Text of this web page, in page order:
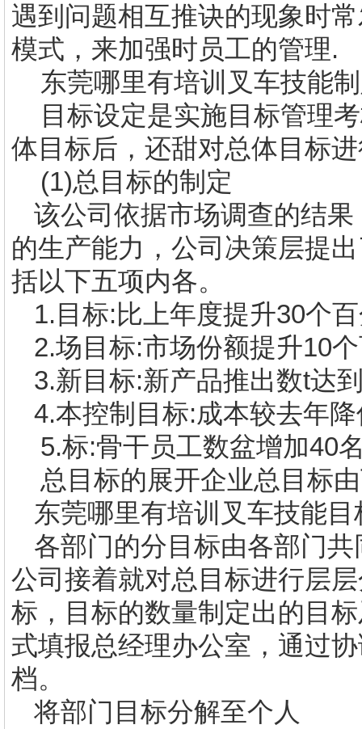
遇到问题相互推诀的现象时
模式，来加强时员工的管理.
东莞哪里有培训叉车技能
目标设定是实施目标管理
体目标后，还甜对总体目标
(1)总目标的制定
该公司依据市场调查的结
的生产能力，公司决策层提
括以下五项内各。
1.目标:比上年度提升30个
2.场目标:市场份额提升10
3.新目标:新产品推出数t达
4.本控制目标:成本较去年
5.标:骨干员工数盆增加40
总目标的展开企业总目标
东莞哪里有培训叉车技能
各部门的分目标由各部门
公司接着就对总目标进行层
标，目标的数量制定出的目
式填报总经理办公室，通过
档。
将部门目标分解至个人